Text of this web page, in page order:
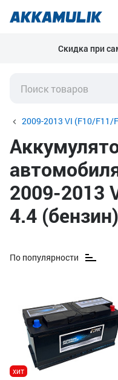
Скидка при
2009-2013 VI (F10/F11/
2009-2013
4.4 (бензин)
По популярности
хит